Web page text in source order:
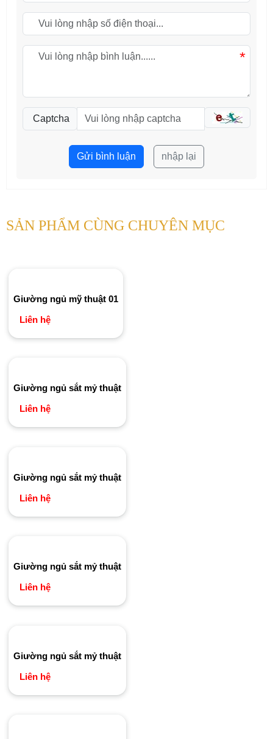
*
Captcha
Gửi bình luận nhập lại
SẢN PHẨM CÙNG CHUYÊN MỤC
Giường ngủ mỹ thuật 01
Liên hệ
Giường ngủ sắt mỷ thuật
Liên hệ
Giường ngủ sắt mỷ thuật
Liên hệ
Giường ngủ sắt mỷ thuật
Liên hệ
Giường ngủ sắt mỷ thuật
Liên hệ